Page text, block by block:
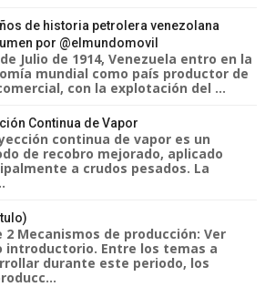
de historia petrolera venezolana
por @elmundomovil
de Julio de 1914, Venezuela entro en la
mundial como país productor de
con la explotación del ...
Continua de Vapor
continua de vapor es un
de recobro mejorado, aplicado
a crudos pesados. La
2 Mecanismos de producción: Ver
introductorio. Entre los temas a
durante este periodo, los